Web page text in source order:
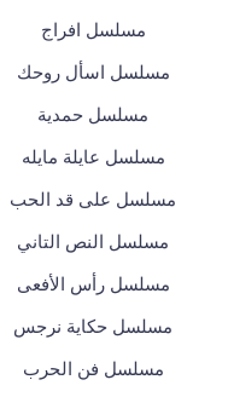
مسلسل افراج
مسلسل اسأل روحك
مسلسل حمدية
مسلسل عايلة مايله
مسلسل على قد الحب
مسلسل النص التاني
مسلسل رأس الأفعى
مسلسل حكاية نرجس
مسلسل فن الحرب